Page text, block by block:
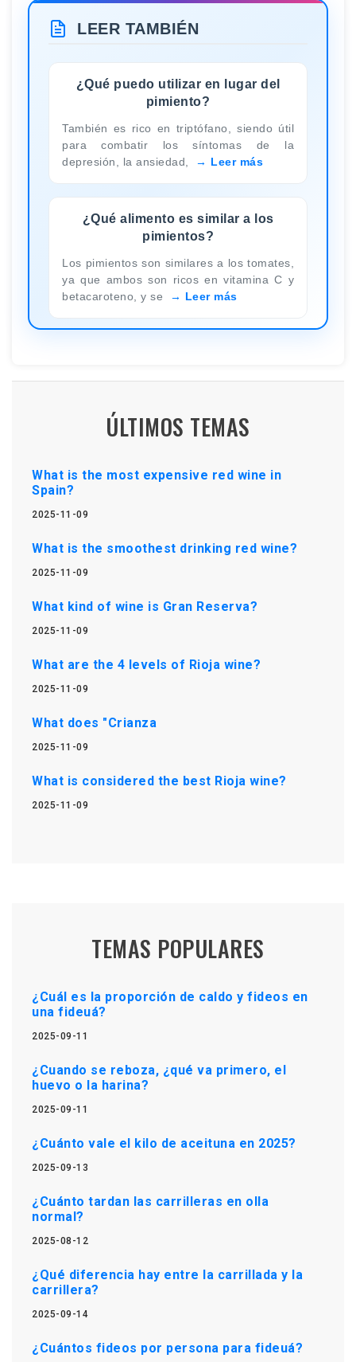
LEER TAMBIÉN
¿Qué puedo utilizar en lugar del
pimiento?
También es rico en triptófano, siendo útil
para combatir los síntomas de la
depresión, la ansiedad,
Leer más
¿Qué alimento es similar a los
pimientos?
Los pimientos son similares a los tomates,
ya que ambos son ricos en vitamina C y
betacaroteno, y se
Leer más
ÚLTIMOS TEMAS
What is the most expensive red wine in
Spain?
2025-11-09
What is the smoothest drinking red wine?
2025-11-09
What kind of wine is Gran Reserva?
2025-11-09
What are the 4 levels of Rioja wine?
2025-11-09
What does "Crianza
2025-11-09
What is considered the best Rioja wine?
2025-11-09
TEMAS POPULARES
¿Cuál es la proporción de caldo y fideos en
una fideuá?
2025-09-11
¿Cuando se reboza, ¿qué va primero, el
huevo o la harina?
2025-09-11
¿Cuánto vale el kilo de aceituna en 2025?
2025-09-13
¿Cuánto tardan las carrilleras en olla
normal?
2025-08-12
¿Qué diferencia hay entre la carrillada y la
carrillera?
2025-09-14
¿Cuántos fideos por persona para fideuá?